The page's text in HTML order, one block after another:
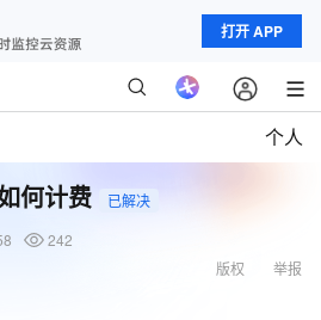
打开 APP
个人
何计费
已解决
242
举报
版权